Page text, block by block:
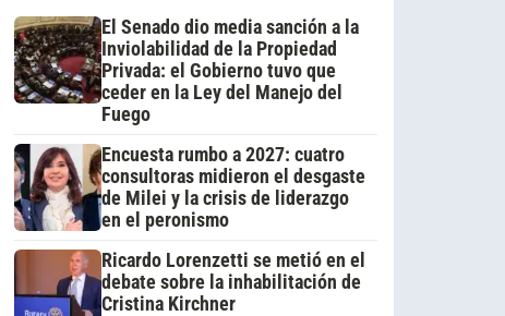
El Senado dio media sanción a la
Inviolabilidad de la Propiedad
Privada: el Gobierno tuvo que
ceder en la Ley del Manejo del
Fuego
Encuesta rumbo a 2027: cuatro
consultoras midieron el desgaste
de Milei y la crisis de liderazgo
en el peronismo
Ricardo Lorenzetti se metió en el
debate sobre la inhabilitación de
Cristina Kirchner